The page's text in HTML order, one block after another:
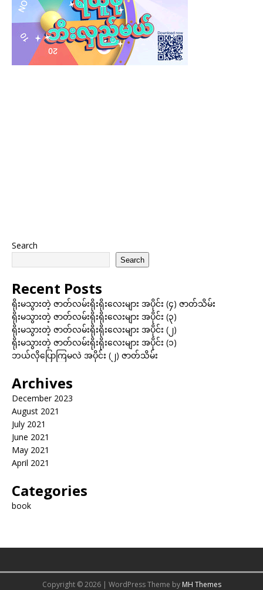
Search
Search
Recent Posts
ရိုးမသွားတဲ့ ဇာတ်လမ်းရိုးရိုးလေးများ အပိုင်း (၄) ဇာတ်သိမ်း
ရိုးမသွားတဲ့ ဇာတ်လမ်းရိုးရိုးလေးများ အပိုင်း (၃)
ရိုးမသွားတဲ့ ဇာတ်လမ်းရိုးရိုးလေးများ အပိုင်း (၂)
ရိုးမသွားတဲ့ ဇာတ်လမ်းရိုးရိုးလေးများ အပိုင်း (၁)
ဘယ်လိုပြောကြမလဲ အပိုင်း (၂) ဇာတ်သိမ်း
Archives
December 2023
August 2021
July 2021
June 2021
May 2021
April 2021
Categories
book
Copyright © 2026 | WordPress Theme by MH Themes